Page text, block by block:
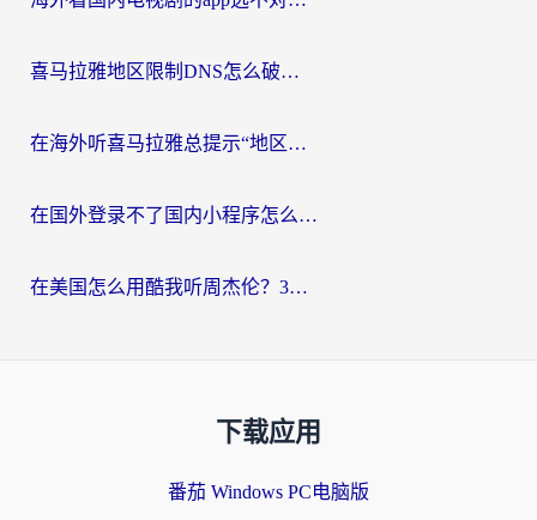
喜马拉雅地区限制DNS怎么破？海外党听国内音乐听书的终极解决方案
在海外听喜马拉雅总提示“地区限制”？3步轻松解除+听国内音乐全攻略
在国外登录不了国内小程序怎么办？选对回国加速器，轻松解锁国内资源
在美国怎么用酷我听周杰伦？3步搞定海外听歌难题
下载应用
番茄 Windows PC电脑版